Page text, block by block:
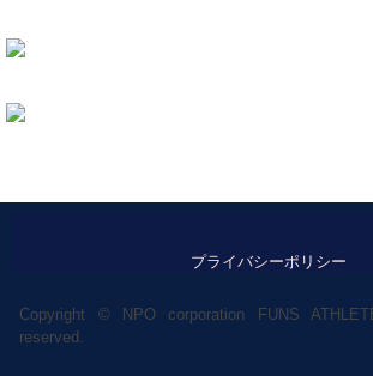
プライバシーポリシー
Copyright © NPO corporation FUNS
reserved.